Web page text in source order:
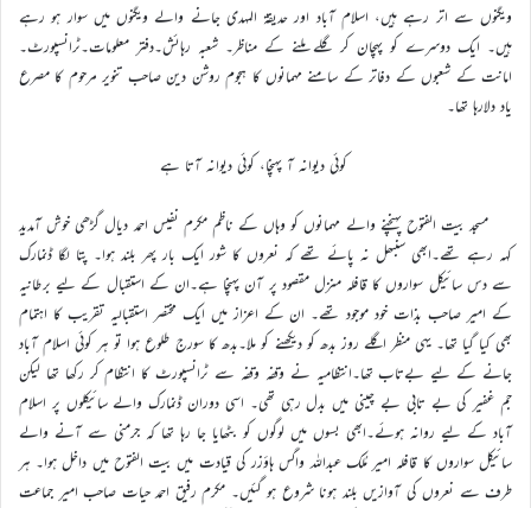
ویگنوں سے اتر رہے ہیں، اسلام آباد اور حدیقۃ المہدی جانے والے ویگنوں میں سوار ہو رہے
ہیں۔ ایک دوسرے کو پہچان کر گلے ملنے کے مناظر۔ شعبہ رہائش۔دفتر معلومات۔ٹرانسپورٹ۔
امانت کے شعبوں کے دفاتر کے سامنے مہمانوں کا ہجوم روشن دین صاحب تنویر مرحوم کا مصرع
یاد دلارہا تھا۔
کوئی دیوانہ آ پہنچا، کوئی دیوانہ آتا ہے
مسجد بیت الفتوح پہنچنے والے مہمانوں کو وہاں کے ناظم مکرم نفیس احمد دیال گڑھی خوش آمدید
کہہ رہے تھے۔ابھی سنبھل نہ پائے تھے کہ نعروں کا شور ایک بار پھر بلند ہوا۔ پتا لگا ڈنمارک
سے دس سائیکل سواروں کا قافلہ منزل مقصود پر آن پہنچا ہے۔ان کے استقبال کے لیے برطانیہ
کے امیر صاحب بذات خود موجود تھے۔ ان کے اعزاز میں ایک مختصر استقبالیہ تقریب کا اہتمام
بھی کیا گیا تھا۔ یہی منظر اگلے روز بدھ کو دیکھنے کو ملا۔بدھ کا سورج طلوع ہوا تو ہر کوئی اسلام آباد
جانے کے لیے بےتاب تھا۔انتظامیہ نے وقفہ وقفہ سے ٹرانسپورٹ کا انتظام کر رکھا تھا لیکن
جم غفیر کی بے تابی بے چینی میں بدل رہی تھی۔ اسی دوران ڈنمارک والے سائیکلوں پر اسلام
آباد کے لیے روانہ ہوئے۔ابھی بسوں میں لوگوں کو بٹھایا جا رہا تھا کہ جرمنی سے آنے والے
سائیکل سواروں کا قافلہ امیر مُلک عبداللہ واگس ہاؤزر کی قیادت میں بیت الفتوح میں داخل ہوا۔ ہر
طرف سے نعروں کی آوازیں بلند ہونا شروع ہو گئیں۔ مکرم رفیق احمد حیات صاحب امیر جماعت